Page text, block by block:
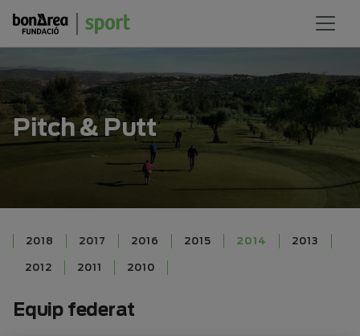
Pitch & Putt
2018 2017 2016 2015 2014 2013
2012 2011 2010
Equip federat